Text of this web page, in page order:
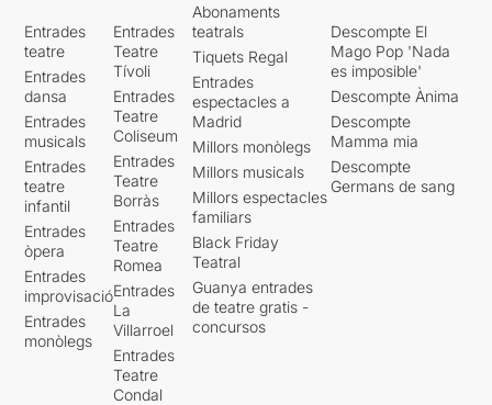
Entrades
teatre
Entrades
dansa
Entrades
musicals
Entrades
teatre
infantil
Entrades
òpera
Entrades
improvisació
Entrades
monòlegs
Entrades
Teatre
Tívoli
Entrades
Teatre
Coliseum
Entrades
Teatre
Borràs
Entrades
Teatre
Romea
Entrades
La
Villarroel
Entrades
Teatre
Condal
Abonaments
teatrals
Tiquets Regal
Entrades
espectacles a
Madrid
Millors monòlegs
Millors musicals
Millors espectacles
familiars
Black Friday
Teatral
Guanya entrades
de teatre gratis -
concursos
Descompte El
Mago Pop 'Nada
es imposible'
Descompte Ànima
Descompte
Mamma mia
Descompte
Germans de sang